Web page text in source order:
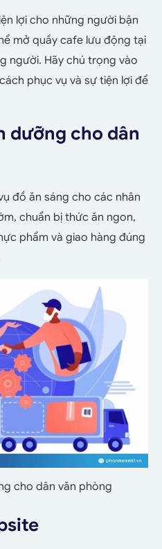
lợi cho những người bận
mở quầy cafe lưu động tại
người. Hãy chú trọng vào
phục vụ và sự tiện lợi để
dưỡng cho dân
đồ ăn sáng cho các nhân
chuẩn bị thức ăn ngon,
phẩm và giao hàng đúng
cho dân văn phòng